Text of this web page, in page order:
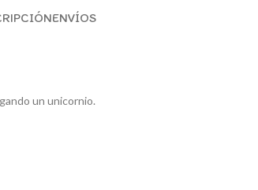
ENVÍOS
un unicornio.